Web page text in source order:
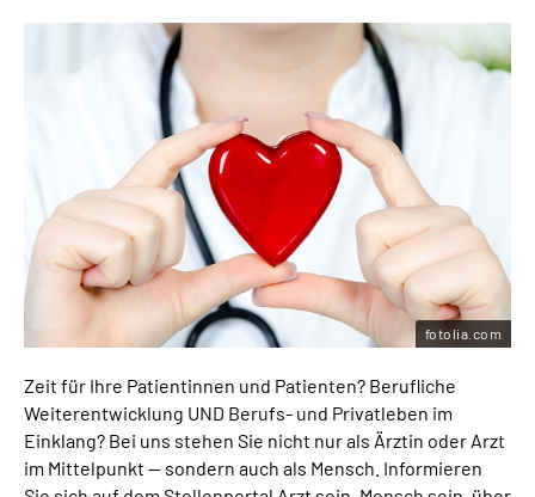
Zeit für Ihre Patientinnen und Patienten? Berufliche
Weiterentwicklung UND Berufs- und Privatleben im
Einklang? Bei uns stehen Sie nicht nur als Ärztin oder Arzt
im Mittelpunkt — sondern auch als Mensch. Informieren
fotolia.com